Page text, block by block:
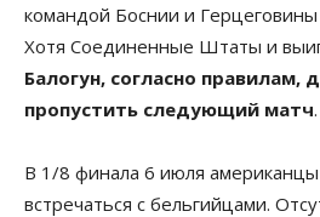
командой Боснии и
Хотя Соединенные Штаты и
Балогун, согласно правилам,
пропустить следующий матч.
В 1/8 финала 6 июля
встречаться с бельгийцами.